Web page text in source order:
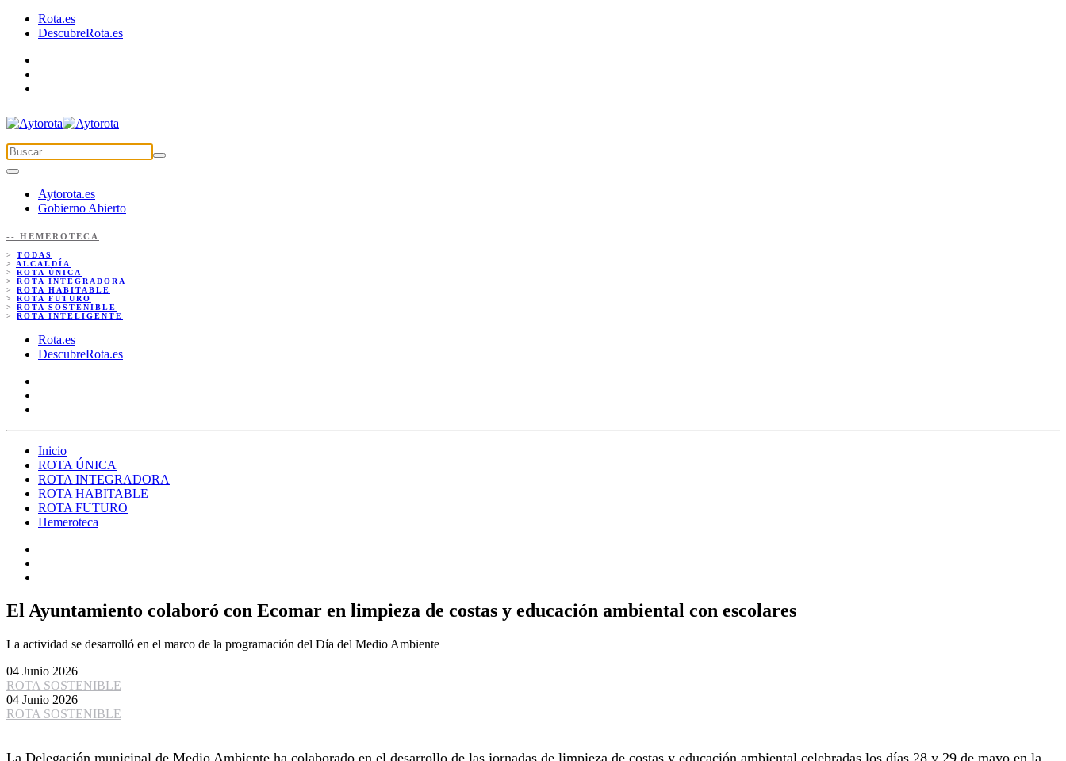
Rota.es
DescubreRota.es
Aytorota.es
Gobierno Abierto
-- HEMEROTECA
> TODAS
> ALCALDÍA
> ROTA ÚNICA
> ROTA INTEGRADORA
> ROTA HABITABLE
> ROTA FUTURO
> ROTA SOSTENIBLE
> ROTA INTELIGENTE
Rota.es
DescubreRota.es
Inicio
ROTA ÚNICA
ROTA INTEGRADORA
ROTA HABITABLE
ROTA FUTURO
Hemeroteca
El Ayuntamiento colaboró con Ecomar en limpieza de costas y educación ambiental con escolares
La actividad se desarrolló en el marco de la programación del Día del Medio Ambiente
04 Junio 2026
ROTA SOSTENIBLE
04 Junio 2026
ROTA SOSTENIBLE